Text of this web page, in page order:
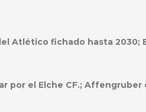
Atlético fichado hasta 2030;
por el Elche CF.;